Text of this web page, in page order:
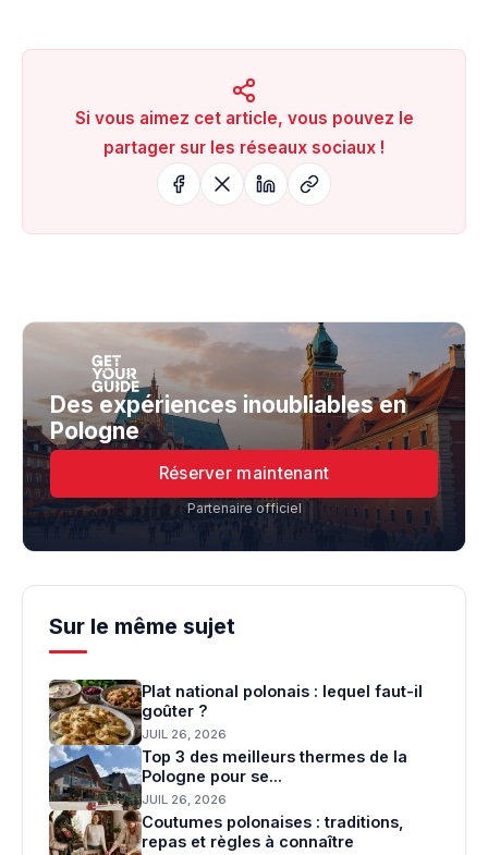
Si vous aimez cet article, vous pouvez le
partager sur les réseaux sociaux !
Des expériences inoubliables en
Pologne
Réserver maintenant
Partenaire officiel
Sur le même sujet
Plat national polonais : lequel faut-il
goûter ?
JUIL 26, 2026
Top 3 des meilleurs thermes de la
Pologne pour se...
JUIL 26, 2026
Coutumes polonaises : traditions,
repas et règles à connaître